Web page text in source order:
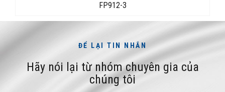
FP912-3
ĐỂ LẠI TIN NHẮN
Hãy nói lại từ nhóm chuyên gia của
chúng tôi